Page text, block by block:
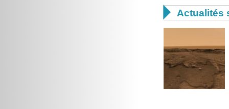
 Actualités